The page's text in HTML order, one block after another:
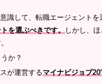
識して、転職エージェントを
を選ぶべきです。 しかし、
か？
が運営するマイナビジョブ